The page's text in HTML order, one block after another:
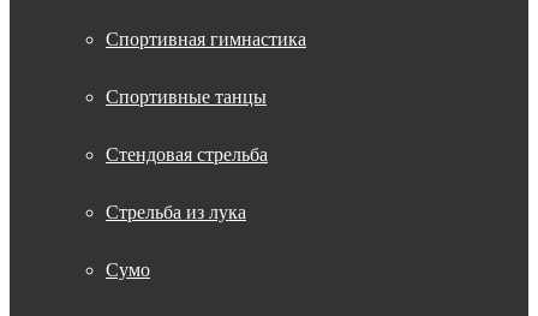
Спортивная гимнастика
Спортивные танцы
Стендовая стрельба
Стрельба из лука
Сумо